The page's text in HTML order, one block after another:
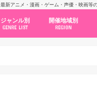
最新アニメ・漫画・ゲーム・声優・映画等
ジャンル別
GENRE LIST
開催地域別
REGION